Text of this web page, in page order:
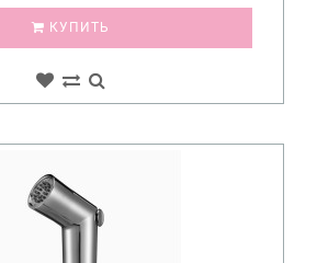
КУПИТЬ